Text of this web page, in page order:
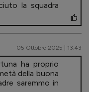
la squadra
05 Ottobre 2025 | 13.43
ha proprio
della buona
saremmo in